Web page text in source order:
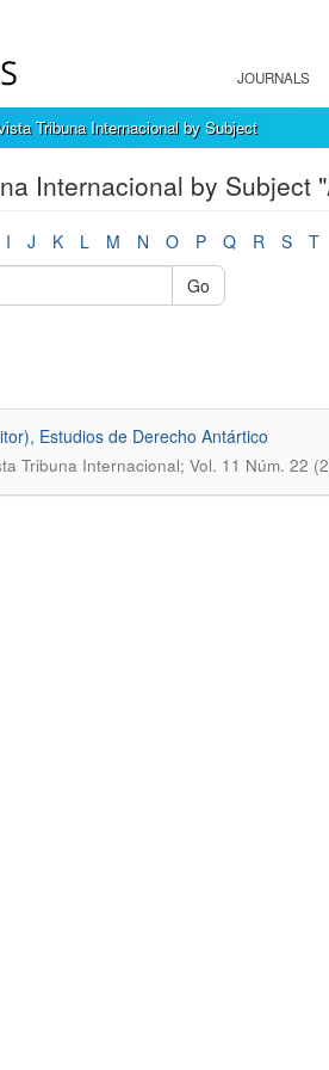
JOURNALS
Tribuna Internacional by Subject
Internacional by Subject
I J K L M N O P Q R S T
Go
Estudios de Derecho Antártico
Tribuna Internacional; Vol. 11 Núm. 22